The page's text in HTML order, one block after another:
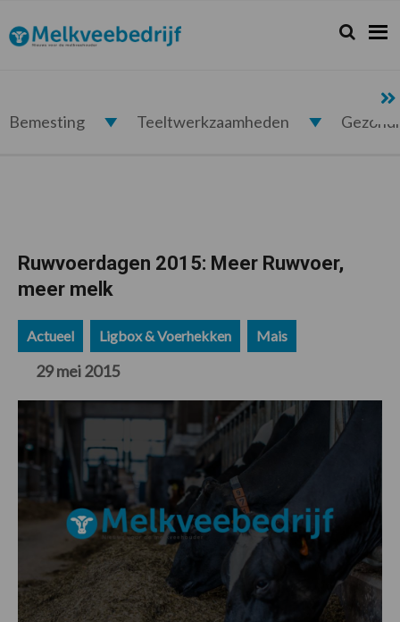
de
hoofdnavigatie
de
hoofd
de
eerste
de
voettekst
Melkveebedrijf.nl Zoeken...
Zoek
Bemesting Teeltwerkzaamheden
Ruwvoerdagen 2015: Meer Ruwvoer,
meer melk
Actueel Ligbox & Voerhekken Mais
29 mei 2015